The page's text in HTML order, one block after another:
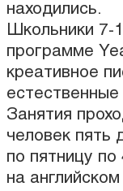
находились.
Школьники 7-
программе
креативное
Занятия
человек пять
по пятницу
на